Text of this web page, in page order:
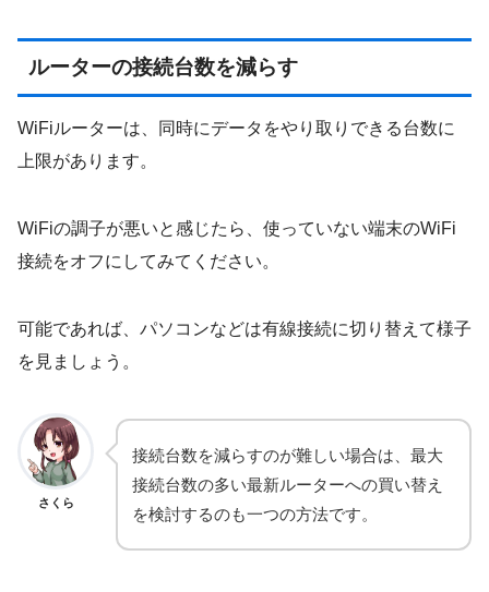
ルーターの接続台数を減らす
WiFiルーターは、同時にデータをやり取りできる台数に
上限があります。
WiFiの調子が悪いと感じたら、使っていない端末のWiFi
接続をオフにしてみてください。
可能であれば、パソコンなどは有線接続に切り替えて様子
を見ましょう。
さくら
接続台数を減らすのが難しい場合は、最大
接続台数の多い最新ルーターへの買い替え
を検討するのも一つの方法です。